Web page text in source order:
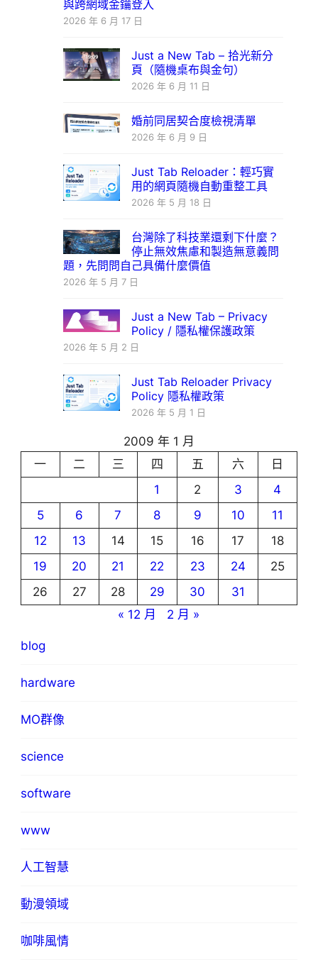
與跨網域金鑰登入
2026 年 6 月 17 日
Just a New Tab – 拾光新分
頁（隨機桌布與金句）
2026 年 6 月 11 日
婚前同居契合度檢視清單
2026 年 6 月 9 日
Just Tab Reloader：輕巧實
用的網頁隨機自動重整工具
2026 年 5 月 18 日
台灣除了科技業還剩下什麼？
停止無效焦慮和製造無意義問
題，先問問自己具備什麼價值
2026 年 5 月 7 日
Just a New Tab – Privacy
Policy / 隱私權保護政策
2026 年 5 月 2 日
Just Tab Reloader Privacy
Policy 隱私權政策
2026 年 5 月 1 日
2009 年 1 月
一
二 三 四 五 六
日
1
2 3
4
5
6 7 8 9 10
11
12
13 14 15 16 17
18
19
20 21 22 23 24
25
26
27 28 29 30
31
« 12 月
2 月 »
blog
hardware
MO群像
science
software
www
人工智慧
動漫領域
咖啡風情